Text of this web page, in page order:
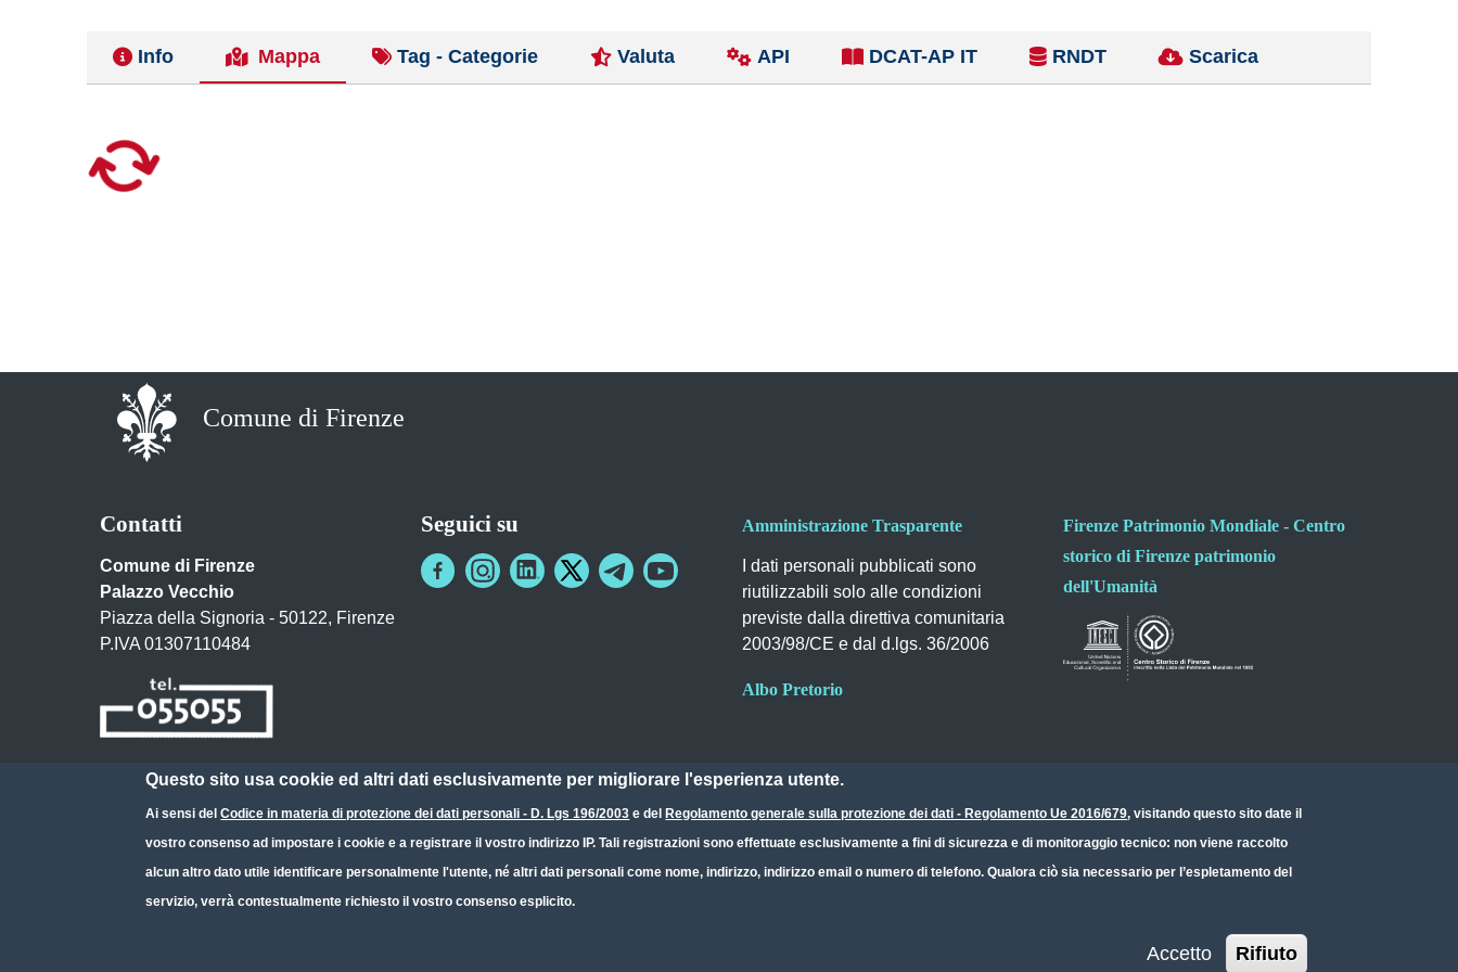
Info Mappa Tag - Categorie Valuta API DCAT-AP IT RNDT Scarica
Comune di Firenze
Contatti
Comune di Firenze
Palazzo Vecchio
Piazza della Signoria - 50122, Firenze
P.IVA 01307110484
Posta Elettronica Certificata
Seguici su Amministrazione Trasparente
I dati personali pubblicati sono
riutilizzabili solo alle condizioni
previste dalla direttiva comunitaria
2003/98/CE e dal d.lgs. 36/2006
Albo Pretorio
Firenze Patrimonio Mondiale - Centro
storico di Firenze patrimonio
dell'Umanità
Small prints
Useful links section
Questo sito usa cookie ed altri dati esclusivamente per migliorare l'esperienza utente.
Ai sensi delCodice in materia di protezione dei dati personali - D. Lgs 196/2003 e del Regolamento generale sulla protezione dei dati - Regolamento Ue 2016/679, visitando questo sito date il
vostro consenso ad impostare i cookie e a registrare il vostro indirizzo IP. Tali registrazioni sono effettuate esclusivamente a fini di sicurezza e di monitoraggio tecnico: non viene raccolto
alcun altro dato utile identificare personalmente l'utente, né altri dati personali come nome, indirizzo, indirizzo email o numero di telefono. Qualora ciò sia necessario per l’espletamento del
servizio, verrà contestualmente richiesto il vostro consenso esplicito.
Accetto Rifiuto